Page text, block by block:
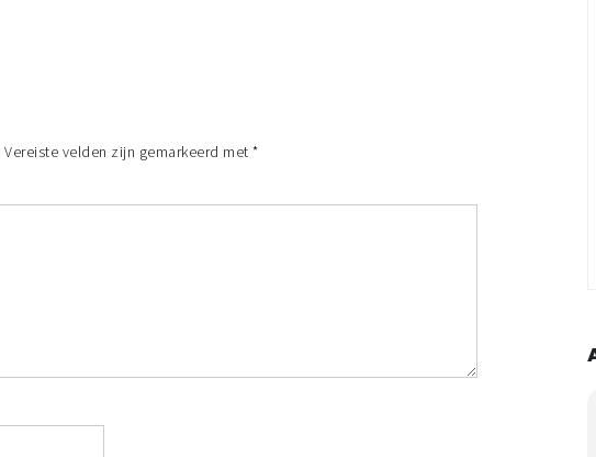
Vereiste velden zijn gemarkeerd met *